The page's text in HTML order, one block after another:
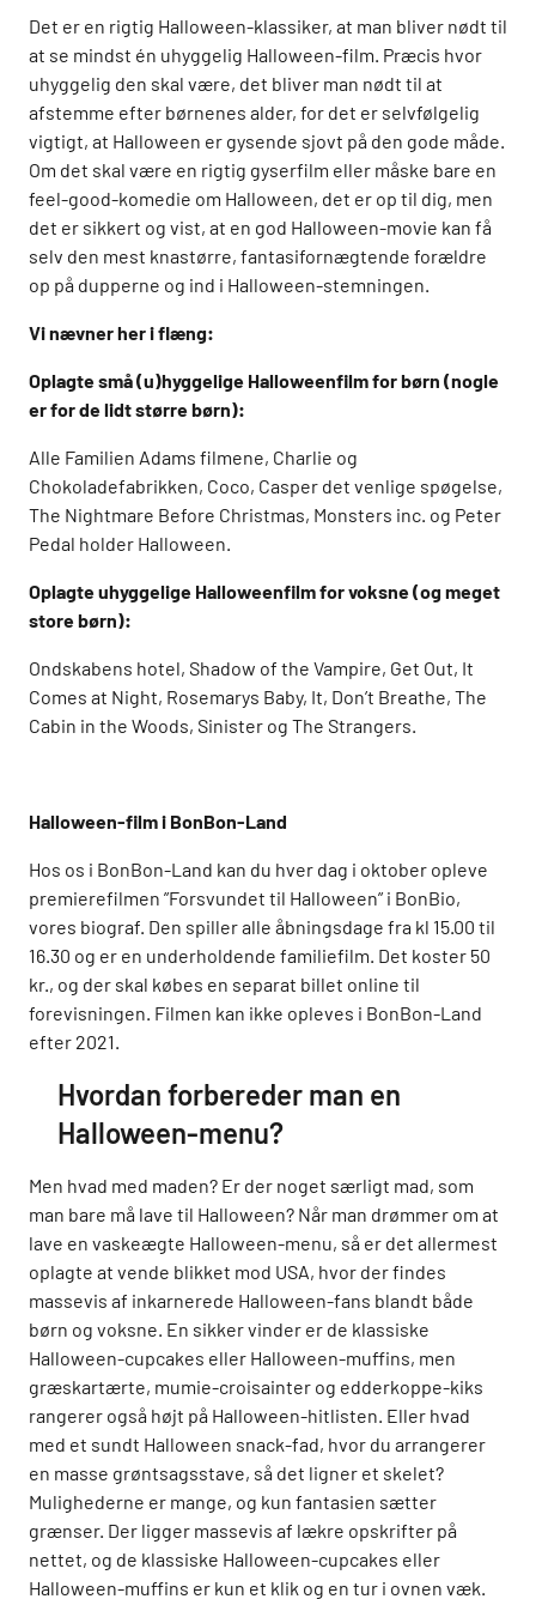
Det er en rigtig Halloween-klassiker, at man bliver nødt til
at se mindst én uhyggelig Halloween-film. Præcis hvor
uhyggelig den skal være, det bliver man nødt til at
afstemme efter børnenes alder, for det er selvfølgelig
vigtigt, at Halloween er gysende sjovt på den gode måde.
Om det skal være en rigtig gyserfilm eller måske bare en
feel-good-komedie om Halloween, det er op til dig, men
det er sikkert og vist, at en god Halloween-movie kan få
selv den mest knastørre, fantasifornægtende forældre
op på dupperne og ind i Halloween-stemningen.
Vi nævner her i flæng:
Oplagte små (u)hyggelige Halloweenfilm for børn (nogle
er for de lidt større børn):
Alle Familien Adams filmene, Charlie og
Chokoladefabrikken, Coco, Casper det venlige spøgelse,
The Nightmare Before Christmas, Monsters inc. og Peter
Pedal holder Halloween.
Oplagte uhyggelige Halloweenfilm for voksne (og meget
store børn):
Ondskabens hotel, Shadow of the Vampire, Get Out, It
Comes at Night, Rosemarys Baby, It, Don’t Breathe, The
Cabin in the Woods, Sinister og The Strangers.
Halloween-film i BonBon-Land
Hos os i BonBon-Land kan du hver dag i oktober opleve
premierefilmen ”Forsvundet til Halloween” i BonBio,
vores biograf. Den spiller alle åbningsdage fra kl 15.00 til
16.30 og er en underholdende familiefilm. Det koster 50
kr., og der skal købes en separat billet online til
forevisningen. Filmen kan ikke opleves i BonBon-Land
efter 2021.
Hvordan forbereder man en
Halloween-menu?
Men hvad med maden? Er der noget særligt mad, som
man bare må lave til Halloween? Når man drømmer om at
lave en vaskeægte Halloween-menu, så er det allermest
oplagte at vende blikket mod USA, hvor der findes
massevis af inkarnerede Halloween-fans blandt både
børn og voksne. En sikker vinder er de klassiske
Halloween-cupcakes eller Halloween-muffins, men
græskartærte, mumie-croisainter og edderkoppe-kiks
rangerer også højt på Halloween-hitlisten. Eller hvad
med et sundt Halloween snack-fad, hvor du arrangerer
en masse grøntsagsstave, så det ligner et skelet?
Mulighederne er mange, og kun fantasien sætter
grænser. Der ligger massevis af lækre opskrifter på
nettet, og de klassiske Halloween-cupcakes eller
Halloween-muffins er kun et klik og en tur i ovnen væk.